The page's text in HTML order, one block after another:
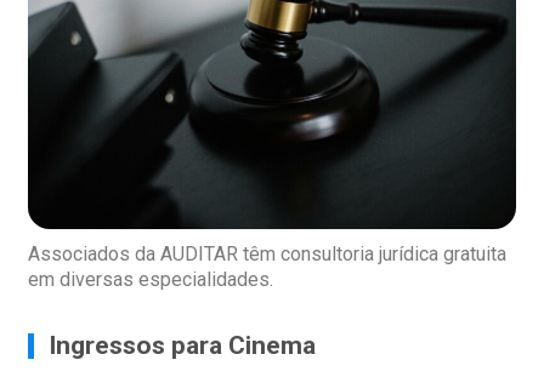
Associados da AUDITAR têm consultoria jurídica gratuita
em diversas especialidades.
Ingressos para Cinema